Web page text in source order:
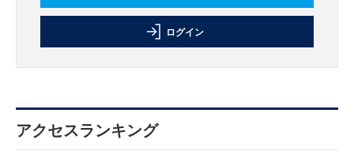
ログイン
アクセスランキング